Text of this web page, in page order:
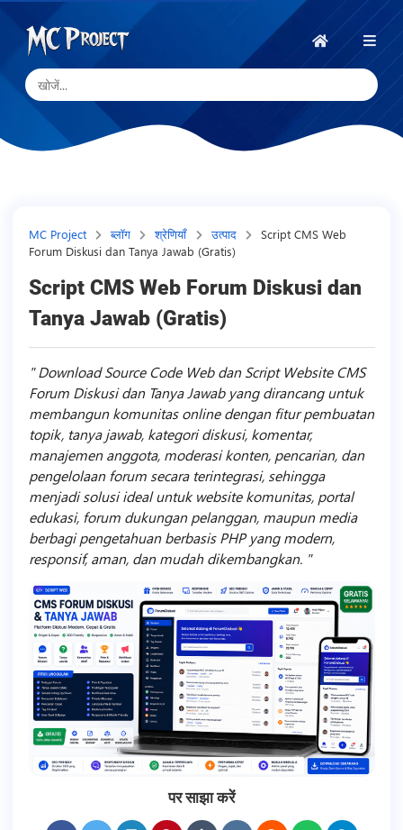
होम
MC Project ब्लॉग श्रेणियाँ उत्पाद
Script CMS Web
Forum Diskusi dan Tanya Jawab (Gratis)
Script CMS Web Forum Diskusi dan
Tanya Jawab (Gratis)
Download Source Code Web dan Script Website CMS
Forum Diskusi dan Tanya Jawab yang dirancang untuk
membangun komunitas online dengan fitur pembuatan
topik, tanya jawab, kategori diskusi, komentar,
manajemen anggota, moderasi konten, pencarian, dan
pengelolaan forum secara terintegrasi, sehingga
menjadi solusi ideal untuk website komunitas, portal
edukasi, forum dukungan pelanggan, maupun media
berbagi pengetahuan berbasis PHP yang modern,
responsif, aman, dan mudah dikembangkan.
पर साझा करें
Project
Official
Store
डिजिटल
फ्रीलांस
सेवाएँ